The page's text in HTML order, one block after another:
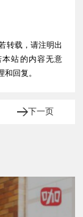
转载，请注明出
本站的内容无意
回复。
下一页